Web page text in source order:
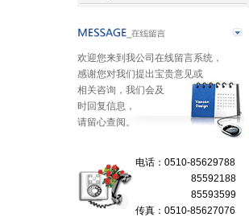
欢迎您来到我公司在线留言系统，
感谢您对我们提出宝贵意见或
相关咨询，我们会及
时回复信息，
请留心查阅。
电话：0510-85629788
85592188
85593599
传真：0510-85627076